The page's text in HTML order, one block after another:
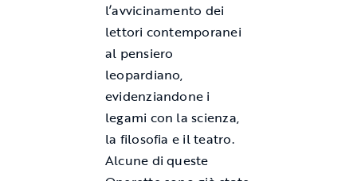
l’avvicinamento dei
lettori contemporanei
al pensiero
leopardiano,
evidenziandone i
legami con la scienza,
la filosofia e il teatro.
Alcune di queste